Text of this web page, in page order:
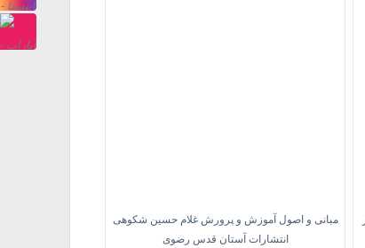
مبانی و اصول آموزش و پرورش غلام حسین شکوهی
انتشارات آستان قدس رضوی
اینستاگرام
صفحه